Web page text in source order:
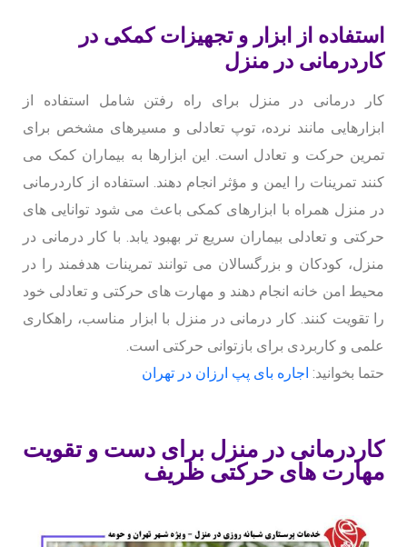
استفاده از ابزار و تجهیزات کمکی در
کاردرمانی در منزل
کار درمانی در منزل برای راه رفتن شامل استفاده از
ابزارهایی مانند نرده، توپ تعادلی و مسیرهای مشخص برای
تمرین حرکت و تعادل است. این ابزارها به بیماران کمک می
کنند تمرینات را ایمن و مؤثر انجام دهند. استفاده از کاردرمانی
در منزل همراه با ابزارهای کمکی باعث می شود توانایی های
حرکتی و تعادلی بیماران سریع تر بهبود یابد. با کار درمانی در
منزل، کودکان و بزرگسالان می توانند تمرینات هدفمند را در
محیط امن خانه انجام دهند و مهارت های حرکتی و تعادلی خود
را تقویت کنند. کار درمانی در منزل با ابزار مناسب، راهکاری
علمی و کاربردی برای بازتوانی حرکتی است.
حتما بخوانید: اجاره بای پپ ارزان در تهران
کاردرمانی در منزل برای دست و تقویت
مهارت های حرکتی ظریف